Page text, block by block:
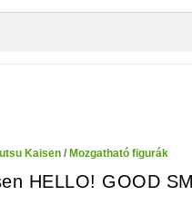
Kaisen / Mozgatható figurák
HELLO! GOOD